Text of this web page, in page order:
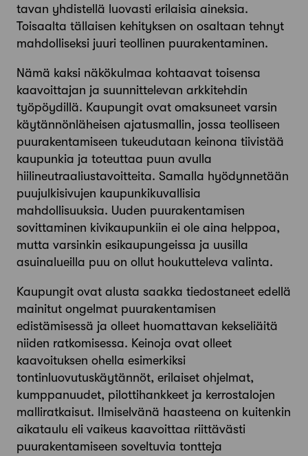
tavan yhdistellä luovasti erilaisia aineksia.
Toisaalta tällaisen kehityksen on osaltaan tehnyt
mahdolliseksi juuri teollinen puurakentaminen.
Nämä kaksi näkökulmaa kohtaavat toisensa
kaavoittajan ja suunnittelevan arkkitehdin
työpöydillä. Kaupungit ovat omaksuneet varsin
käytännönläheisen ajatusmallin, jossa teolliseen
puurakentamiseen tukeudutaan keinona tiivistää
kaupunkia ja toteuttaa puun avulla
hiilineutraaliustavoitteita. Samalla hyödynnetään
puujulkisivujen kaupunkikuvallisia
mahdollisuuksia. Uuden puurakentamisen
sovittaminen kivikaupunkiin ei ole aina helppoa,
mutta varsinkin esikaupungeissa ja uusilla
asuinalueilla puu on ollut houkutteleva valinta.
Kaupungit ovat alusta saakka tiedostaneet edellä
mainitut ongelmat puurakentamisen
edistämisessä ja olleet huomattavan kekseliäitä
niiden ratkomisessa. Keinoja ovat olleet
kaavoituksen ohella esimerkiksi
tontinluovutuskäytännöt, erilaiset ohjelmat,
kumppanuudet, pilottihankkeet ja kerrostalojen
malliratkaisut. Ilmiselvänä haasteena on kuitenkin
aikataulu eli vaikeus kaavoittaa riittävästi
puurakentamiseen soveltuvia tontteja